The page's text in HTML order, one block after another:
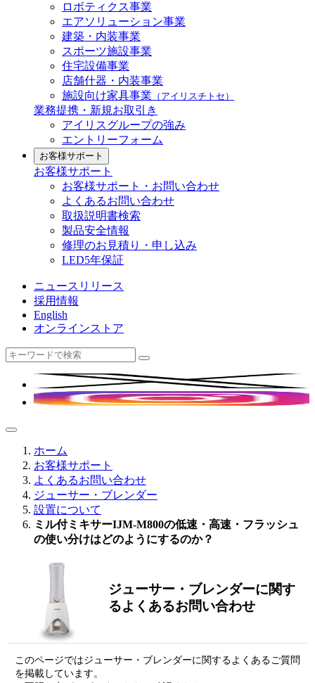
ロボティクス事業
エアソリューション事業
建築・内装事業
スポーツ施設事業
住宅設備事業
店舗什器・内装事業
施設向け家具事業 （アイリスチトセ）
業務提携・新規お取引き
アイリスグループの強み
エントリーフォーム
お客様サポート
お客様サポート
お客様サポート・お問い合わせ
よくあるお問い合わせ
取扱説明書検索
製品安全情報
修理のお見積り・申し込み
LED5年保証
ニュースリリース
採用情報
English
オンラインストア
ホーム
お客様サポート
よくあるお問い合わせ
ジューサー・ブレンダー
設置について
ミル付ミキサーIJM-M800の低速・高速・フラッシュ
の使い分けはどのようにするのか？
ジューサー・ブレンダーに関す
るよくあるお問い合わせ
このページではジューサー・ブレンダーに関するよくあるご質問
を掲載しています。